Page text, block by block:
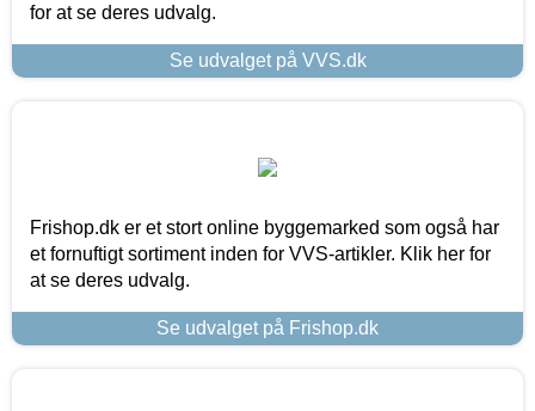
for at se deres udvalg.
Se udvalget på VVS.dk
Frishop.dk er et stort online byggemarked som også har
et fornuftigt sortiment inden for VVS-artikler. Klik her for
at se deres udvalg.
Se udvalget på Frishop.dk